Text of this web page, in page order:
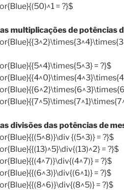
= ?}$
multiplicações de potências
= ?}$
divisões das potências de
{(5^3)} = ?}$
= ?}$
= ?}$
= ?}$
= ?}$